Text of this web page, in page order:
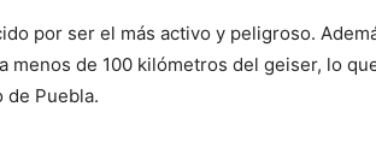
por ser el más activo y peligroso.
menos de 100 kilómetros del geiser, lo
de Puebla.